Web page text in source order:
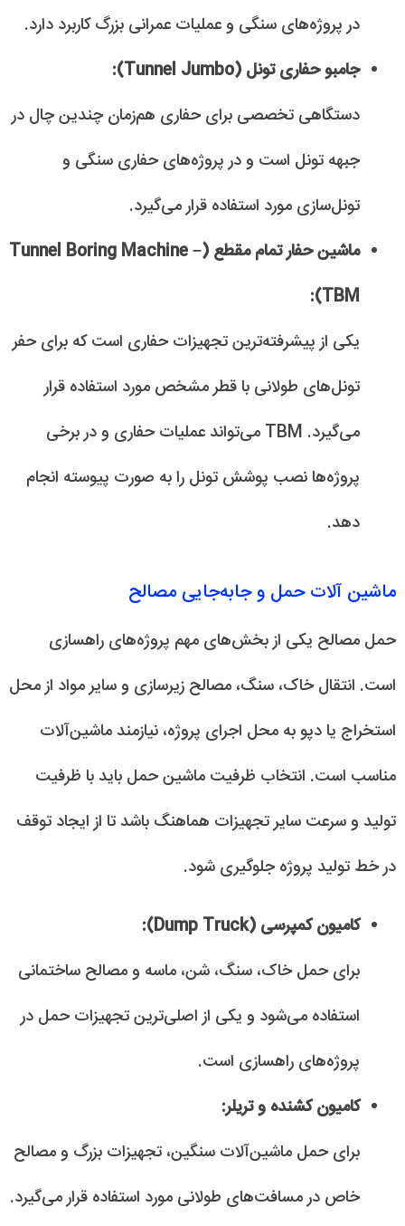
در پروژه‌های سنگی و عملیات عمرانی بزرگ کاربرد دارد.
جامبو حفاری تونل (Tunnel Jumbo):
دستگاهی تخصصی برای حفاری هم‌زمان چندین چال در
جبهه تونل است و در پروژه‌های حفاری سنگی و
تونل‌سازی مورد استفاده قرار می‌گیرد.
ماشین حفار تمام مقطع (Tunnel Boring Machine –
TBM):
یکی از پیشرفته‌ترین تجهیزات حفاری است که برای حفر
تونل‌های طولانی با قطر مشخص مورد استفاده قرار
می‌گیرد. TBM می‌تواند عملیات حفاری و در برخی
پروژه‌ها نصب پوشش تونل را به صورت پیوسته انجام
دهد.
ماشین آلات حمل و جابه‌جایی مصالح
حمل مصالح یکی از بخش‌های مهم پروژه‌های راهسازی
است. انتقال خاک، سنگ، مصالح زیرسازی و سایر مواد از محل
استخراج یا دپو به محل اجرای پروژه، نیازمند ماشین‌آلات
مناسب است. انتخاب ظرفیت ماشین حمل باید با ظرفیت
تولید و سرعت سایر تجهیزات هماهنگ باشد تا از ایجاد توقف
در خط تولید پروژه جلوگیری شود.
کامیون کمپرسی (Dump Truck):
برای حمل خاک، سنگ، شن، ماسه و مصالح ساختمانی
استفاده می‌شود و یکی از اصلی‌ترین تجهیزات حمل در
پروژه‌های راهسازی است.
کامیون کشنده و تریلر:
برای حمل ماشین‌آلات سنگین، تجهیزات بزرگ و مصالح
خاص در مسافت‌های طولانی مورد استفاده قرار می‌گیرد.